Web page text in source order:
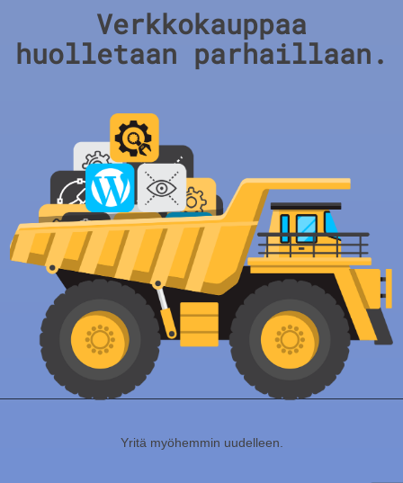
Verkkokauppaa
huolletaan parhaillaan.
Yritä myöhemmin uudelleen.